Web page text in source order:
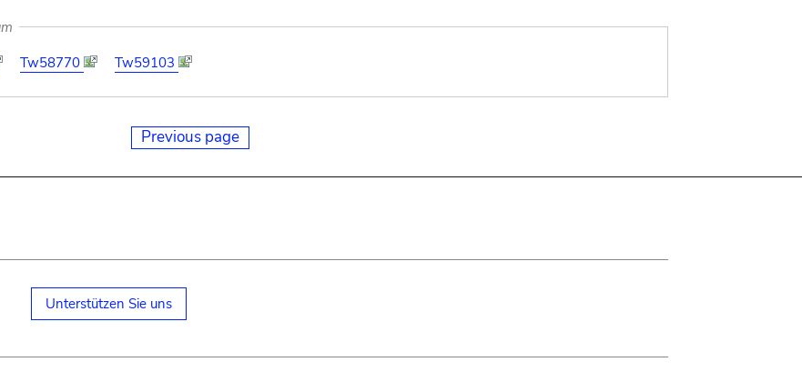
Tw58770 Tw59103
Previous page
Unterstützen Sie uns